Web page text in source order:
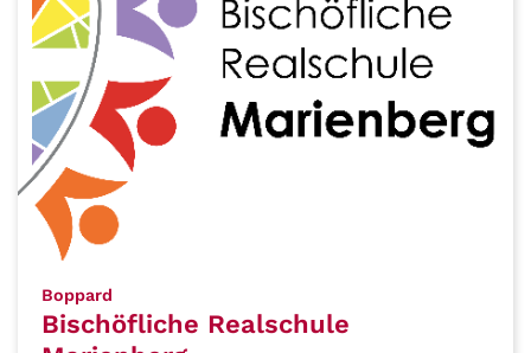
Boppard
Bischöfliche Realschule